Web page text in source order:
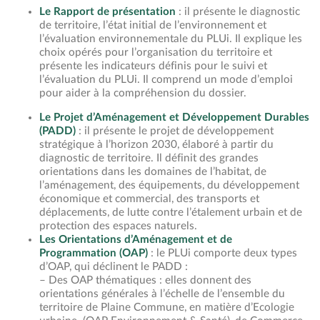
Le Rapport de présentation : il présente le diagnostic
de territoire, l’état initial de l’environnement et
l’évaluation environnementale du PLUi. Il explique les
choix opérés pour l’organisation du territoire et
présente les indicateurs définis pour le suivi et
l’évaluation du PLUi. Il comprend un mode d’emploi
pour aider à la compréhension du dossier.
Le Projet d’Aménagement et Développement Durables
(PADD) : il présente le projet de développement
stratégique à l’horizon 2030, élaboré à partir du
diagnostic de territoire. Il définit des grandes
orientations dans les domaines de l’habitat, de
l’aménagement, des équipements, du développement
économique et commercial, des transports et
déplacements, de lutte contre l’étalement urbain et de
protection des espaces naturels.
Les Orientations d’Aménagement et de
Programmation (OAP) : le PLUi comporte deux types
d’OAP, qui déclinent le PADD :
– Des OAP thématiques : elles donnent des
orientations générales à l’échelle de l’ensemble du
territoire de Plaine Commune, en matière d’Ecologie